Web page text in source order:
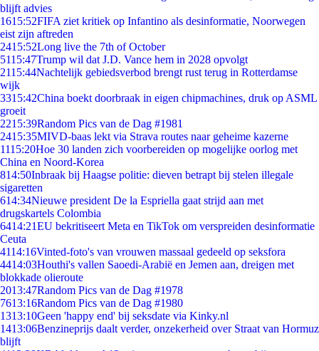
blijft advies
1615:52FIFA ziet kritiek op Infantino als desinformatie, Noorwegen
eist zijn aftreden
2415:52Long live the 7th of October
5115:47Trump wil dat J.D. Vance hem in 2028 opvolgt
2115:44Nachtelijk gebiedsverbod brengt rust terug in Rotterdamse
wijk
3315:42China boekt doorbraak in eigen chipmachines, druk op ASML
groeit
2215:39Random Pics van de Dag #1981
2415:35MIVD-baas lekt via Strava routes naar geheime kazerne
1115:20Hoe 30 landen zich voorbereiden op mogelijke oorlog met
China en Noord-Korea
814:50Inbraak bij Haagse politie: dieven betrapt bij stelen illegale
sigaretten
614:34Nieuwe president De la Espriella gaat strijd aan met
drugskartels Colombia
6414:21EU bekritiseert Meta en TikTok om verspreiden desinformatie
Ceuta
4114:16Vinted-foto's van vrouwen massaal gedeeld op seksfora
4414:03Houthi's vallen Saoedi-Arabië en Jemen aan, dreigen met
blokkade olieroute
2013:47Random Pics van de Dag #1978
7613:16Random Pics van de Dag #1980
1313:10Geen 'happy end' bij seksdate via Kinky.nl
1413:06Benzineprijs daalt verder, onzekerheid over Straat van Hormuz
blijft